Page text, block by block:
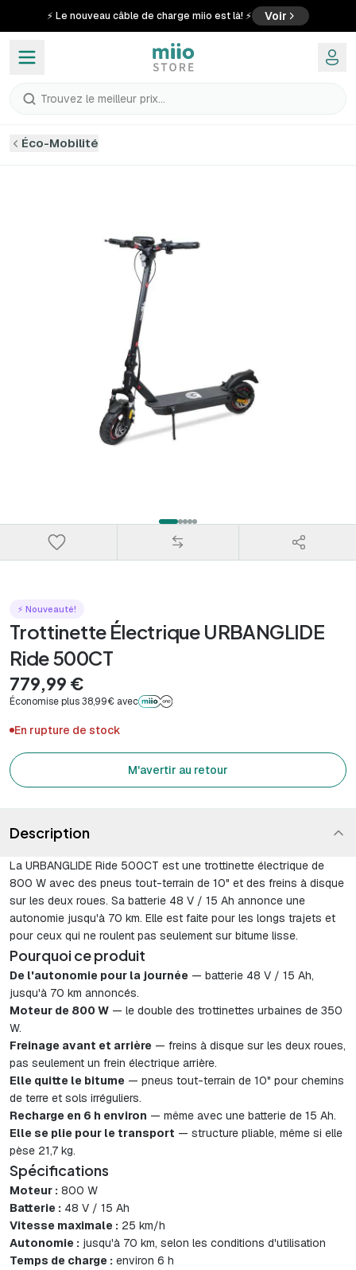
⚡ Le nouveau câble de charge miio est là! ⚡ Voir
Trouvez le meilleur prix...
Éco-Mobilité
⚡ Nouveauté!
Trottinette Électrique URBANGLIDE
Ride 500CT
779,99 €
Économise plus 38,99€ avec
En rupture de stock
M'avertir au retour
Description
La URBANGLIDE Ride 500CT est une trottinette électrique de
800 W avec des pneus tout-terrain de 10" et des freins à disque
sur les deux roues. Sa batterie 48 V / 15 Ah annonce une
autonomie jusqu'à 70 km. Elle est faite pour les longs trajets et
pour ceux qui ne roulent pas seulement sur bitume lisse.
Pourquoi ce produit
De l'autonomie pour la journée — batterie 48 V / 15 Ah,
jusqu'à 70 km annoncés.
Moteur de 800 W — le double des trottinettes urbaines de 350
W.
Freinage avant et arrière — freins à disque sur les deux roues,
pas seulement un frein électrique arrière.
Elle quitte le bitume — pneus tout-terrain de 10" pour chemins
de terre et sols irréguliers.
Recharge en 6 h environ — même avec une batterie de 15 Ah.
Elle se plie pour le transport — structure pliable, même si elle
pèse 21,7 kg.
Spécifications
Moteur : 800 W
Batterie : 48 V / 15 Ah
Vitesse maximale : 25 km/h
Autonomie : jusqu'à 70 km, selon les conditions d'utilisation
Temps de charge : environ 6 h